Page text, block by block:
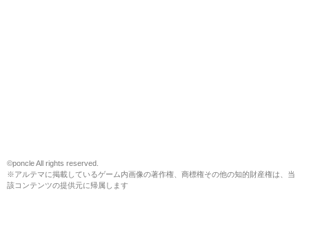
©poncle All rights reserved.
※アルテマに掲載しているゲーム内画像の著作権、商標権その他の知的財産権は、当
該コンテンツの提供元に帰属します